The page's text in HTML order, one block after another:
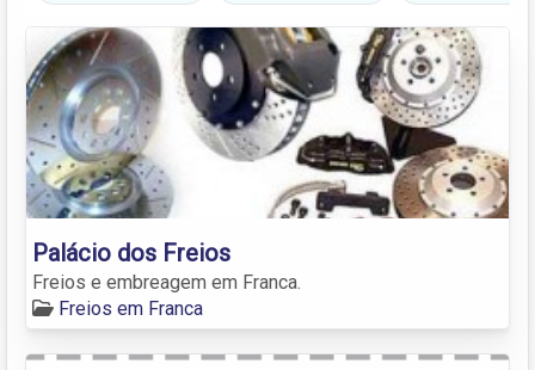
Palácio dos Freios
Freios e embreagem em Franca.
Freios em Franca